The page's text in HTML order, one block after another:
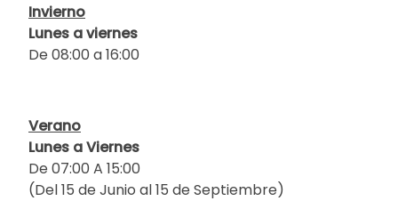
Invierno
Lunes a viernes
De 08:00 a 16:00
Verano
Lunes a Viernes
De 07:00 A 15:00
(Del 15 de Junio al 15 de Septiembre)